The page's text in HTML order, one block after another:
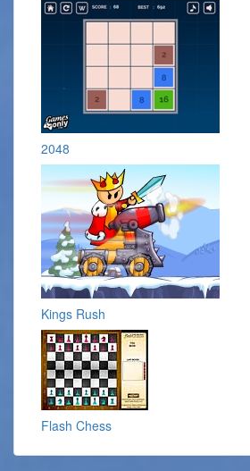
2048
Kings Rush
Flash Chess